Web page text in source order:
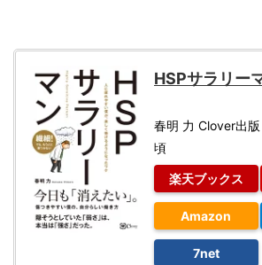
HSPサラリー
春明 力 Clover出
頃
楽天ブックス
Amazon
7net